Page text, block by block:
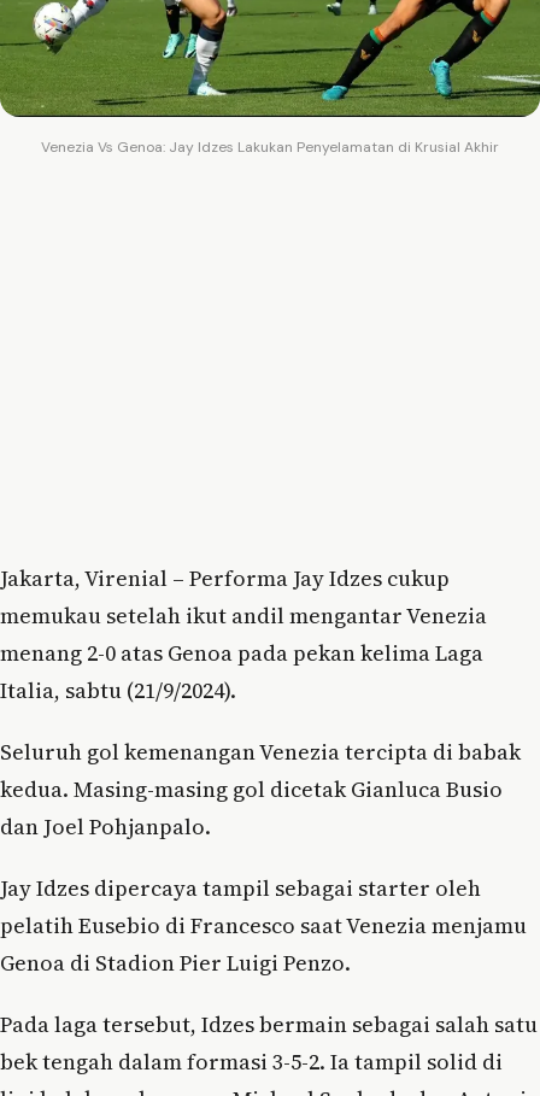
Venezia Vs Genoa: Jay Idzes Lakukan Penyelamatan di Krusial Akhir
Jakarta, Virenial – Performa Jay Idzes cukup
memukau setelah ikut andil mengantar Venezia
menang 2-0 atas Genoa pada pekan kelima Laga
Italia, sabtu (21/9/2024).
Seluruh gol kemenangan Venezia tercipta di babak
kedua. Masing-masing gol dicetak Gianluca Busio
dan Joel Pohjanpalo.
Jay Idzes dipercaya tampil sebagai starter oleh
pelatih Eusebio di Francesco saat Venezia menjamu
Genoa di Stadion Pier Luigi Penzo.
Pada laga tersebut, Idzes bermain sebagai salah satu
bek tengah dalam formasi 3-5-2. Ia tampil solid di